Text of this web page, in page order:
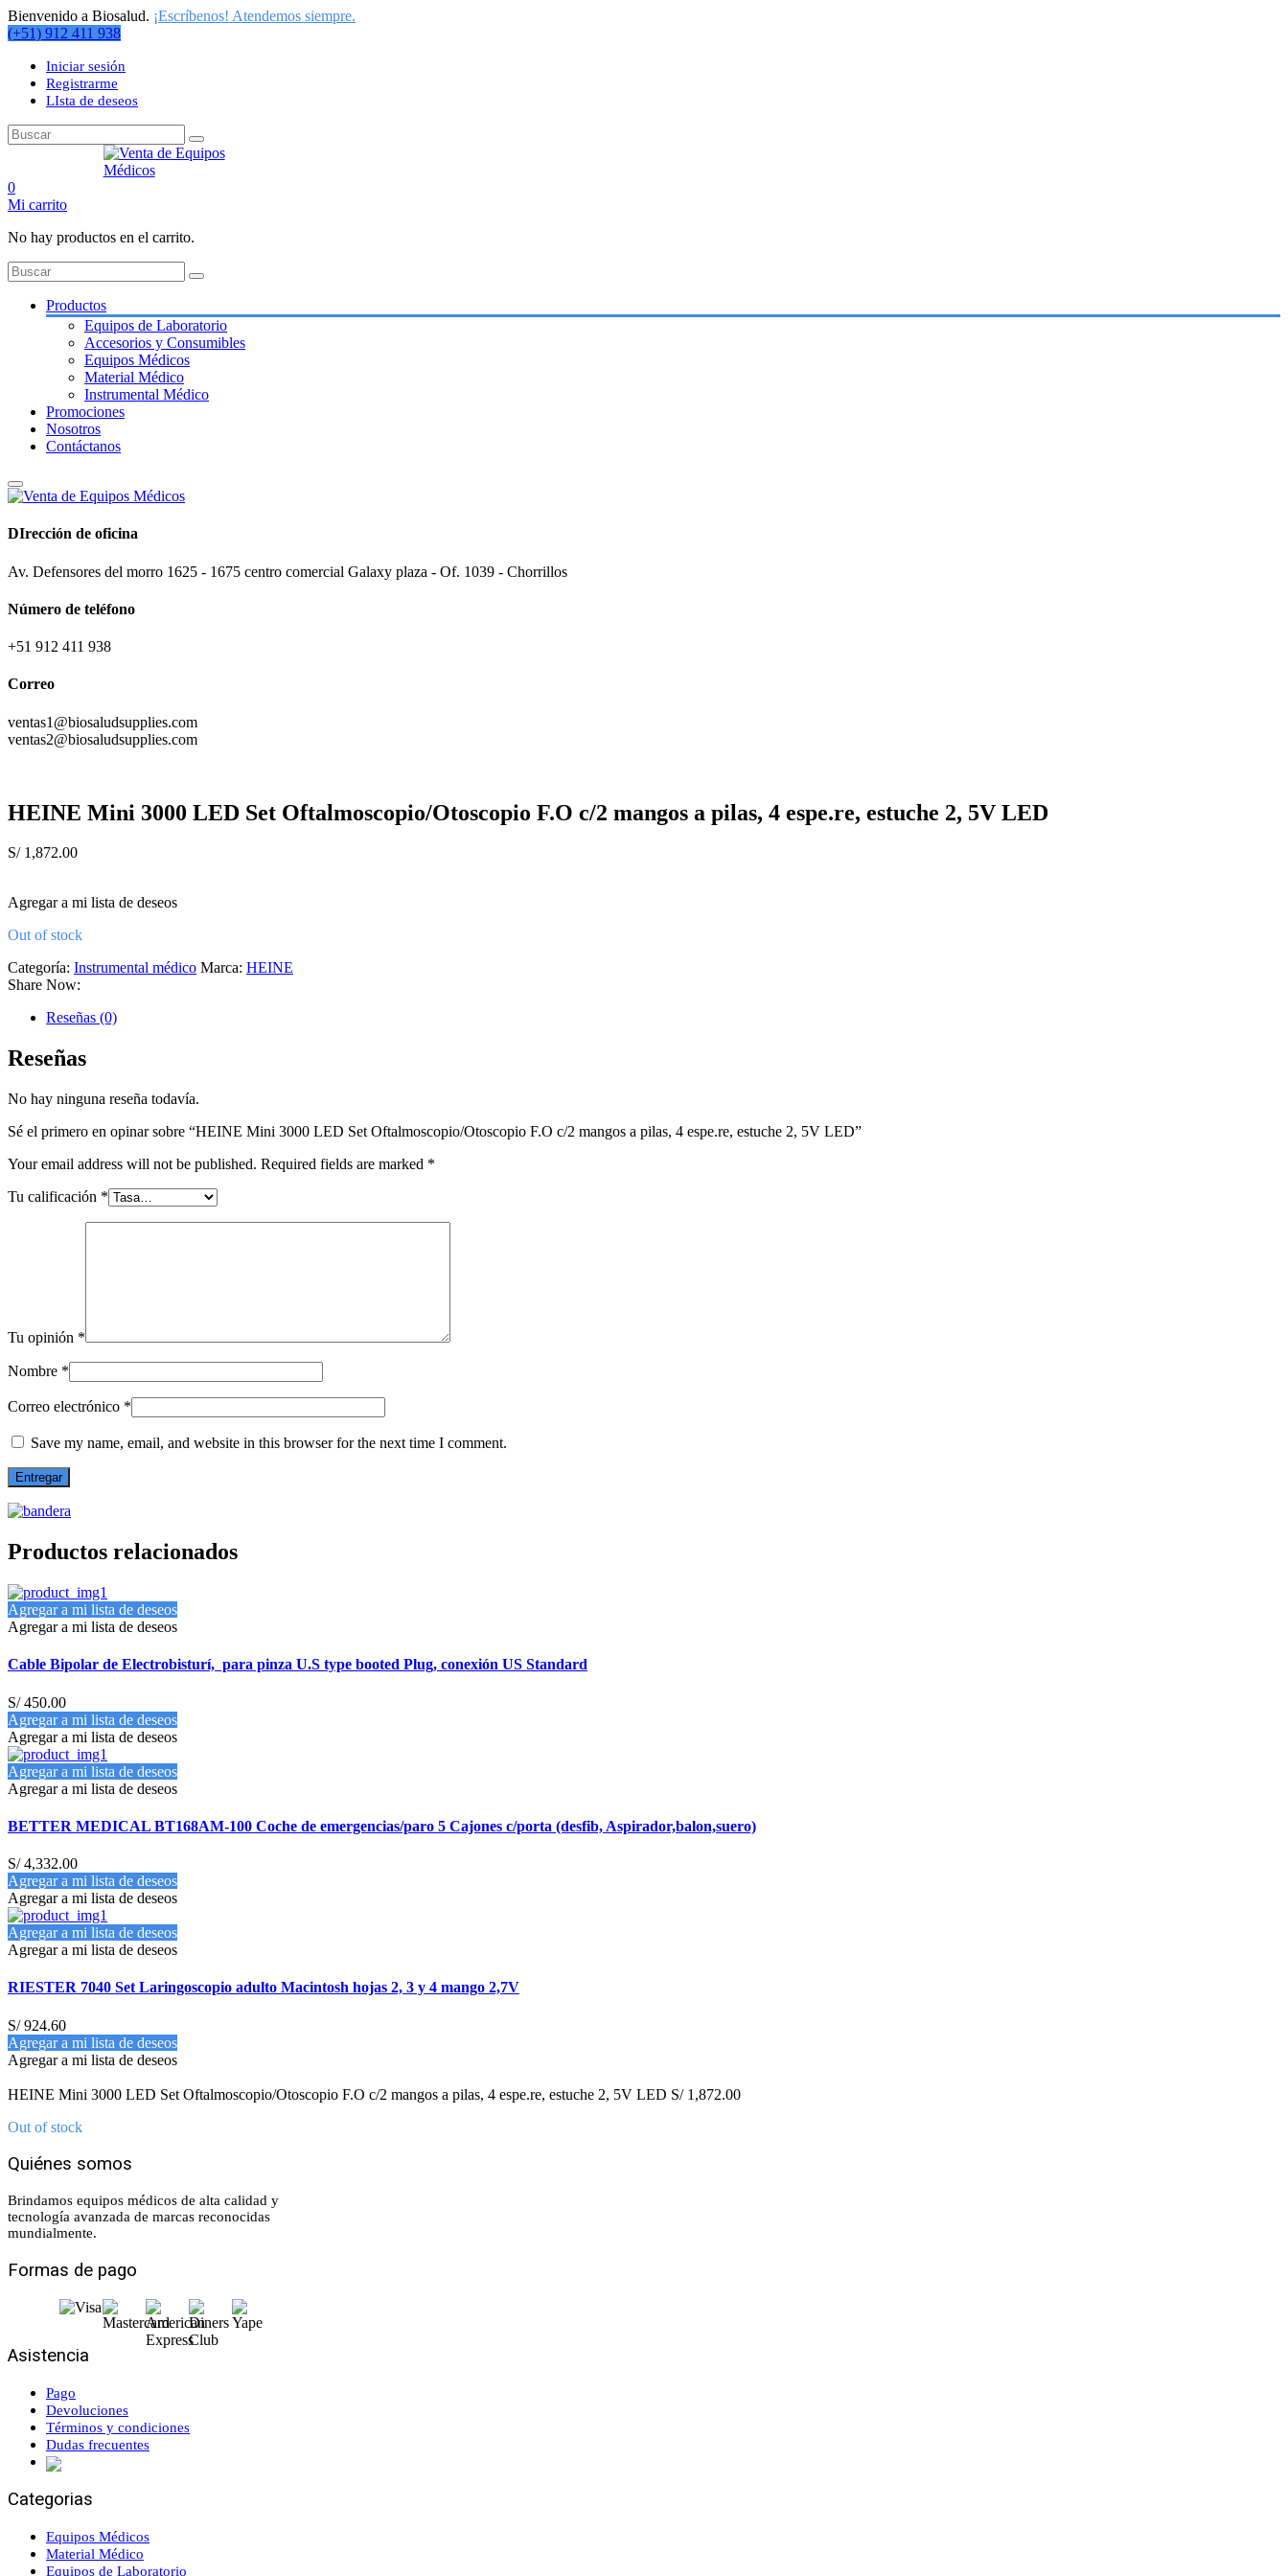
Bienvenido a Biosalud. ¡Escríbenos! Atendemos siempre.
(+51) 912 411 938
Iniciar sesión
Registrarme
LIsta de deseos
0
Mi carrito
No hay productos en el carrito.
Productos
Equipos de Laboratorio
Accesorios y Consumibles
Equipos Médicos
Material Médico
Instrumental Médico
Promociones
Nosotros
Contáctanos
DIrección de oficina
Av. Defensores del morro 1625 - 1675 centro comercial Galaxy plaza - Of. 1039 - Chorrillos
Número de teléfono
+51 912 411 938
Correo
ventas1@biosaludsupplies.com
ventas2@biosaludsupplies.com
HEINE Mini 3000 LED Set Oftalmoscopio/Otoscopio F.O c/2 mangos a pilas, 4 espe.re, estuche 2, 5V LED
S/1,872.00
Agregar a mi lista de deseos
Out of stock
Categoría: Instrumental médico Marca: HEINE
Share Now:
Reseñas (0)
Reseñas
No hay ninguna reseña todavía.
Sé el primero en opinar sobre “HEINE Mini 3000 LED Set Oftalmoscopio/Otoscopio F.O c/2 mangos a pilas, 4 espe.re, estuche 2, 5V LED”
Your email address will not be published. Required fields are marked *
Tu calificación *
Tu opinión *
Nombre *
Correo electrónico *
Save my name, email, and website in this browser for the next time I comment.
Productos relacionados
Agregar a mi lista de deseos
Agregar a mi lista de deseos
Cable Bipolar de Electrobisturí, para pinza U.S type booted Plug, conexión US Standard
S/450.00
Agregar a mi lista de deseos
Agregar a mi lista de deseos
Agregar a mi lista de deseos
Agregar a mi lista de deseos
BETTER MEDICAL BT168AM-100 Coche de emergencias/paro 5 Cajones c/porta (desfib, Aspirador,balon,suero)
S/4,332.00
Agregar a mi lista de deseos
Agregar a mi lista de deseos
Agregar a mi lista de deseos
Agregar a mi lista de deseos
RIESTER 7040 Set Laringoscopio adulto Macintosh hojas 2, 3 y 4 mango 2,7V
S/924.60
Agregar a mi lista de deseos
Agregar a mi lista de deseos
HEINE Mini 3000 LED Set Oftalmoscopio/Otoscopio F.O c/2 mangos a pilas, 4 espe.re, estuche 2, 5V LED S/1,872.00
Out of stock
Quiénes somos
Brindamos equipos médicos de alta calidad y
tecnología avanzada de marcas reconocidas
mundialmente.
Formas de pago
Asistencia
Pago
Devoluciones
Términos y condiciones
Dudas frecuentes
Categorias
Equipos Médicos
Material Médico
Equipos de Laboratorio